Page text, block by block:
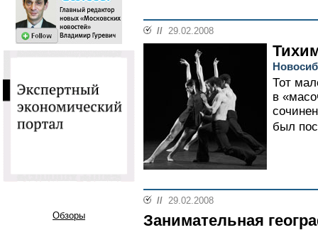
Обзоры
// 29.02.2008
Тот
в
был
// 29.02.2008
Занимательная